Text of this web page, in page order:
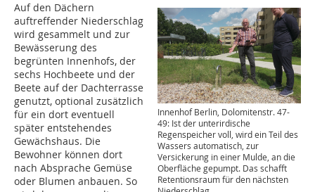
Innenhof Berlin, Dolomitenstr. 47-
49: Ist der unterirdische
Regenspeicher voll, wird ein Teil des
Wassers automatisch, zur
Versickerung in einer Mulde, an die
Oberfläche gepumpt. Das schafft
Retentionsraum für den nächsten
Auf den Dächern
auftreffender Niederschlag
wird gesammelt und zur
Bewässerung des
begrünten Innenhofs, der
sechs Hochbeete und der
Beete auf der Dachterrasse
genutzt, optional zusätzlich
für ein dort eventuell
später entstehendes
Gewächshaus. Die
Bewohner können dort
nach Absprache Gemüse
oder Blumen anbauen. So